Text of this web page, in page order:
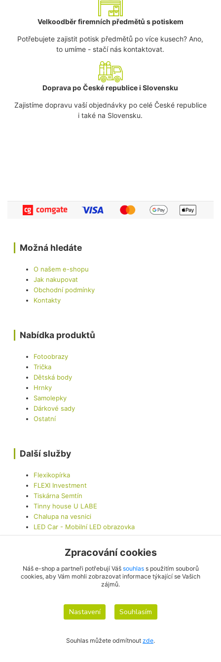
Velkoodběr firemních předmětů s potiskem
Potřebujete zajistit potisk předmětů po více kusech? Ano,
to umíme - stačí nás kontaktovat.
Doprava po České republice i Slovensku
Zajistíme dopravu vaší objednávky po celé České republice
i také na Slovensku.
Možná hledáte
O našem e-shopu
Jak nakupovat
Obchodní podmínky
Kontakty
Nabídka produktů
Fotoobrazy
Trička
Dětská body
Hrnky
Samolepky
Dárkové sady
Ostatní
Další služby
Flexikopírka
FLEXI Investment
Tiskárna Semtín
Tinny house U LABE
Chalupa na vesnici
LED Car - Mobilní LED obrazovka
Zpracování cookies
Náš e-shop a partneři potřebují Váš souhlass použitím souborů
cookies, aby Vám mohli zobrazovat informace týkající se Vašich
zájmů.
Nastavení Souhlasím
Souhlas můžete odmítnout zde.